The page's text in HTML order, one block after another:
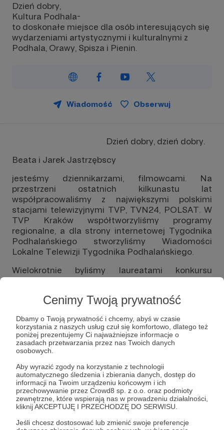
Cenimy Twoją prywatność
Dbamy o Twoją prywatność i chcemy, abyś w czasie
korzystania z naszych usług czuł się komfortowo, dlatego też
poniżej prezentujemy Ci najważniejsze informacje o
zasadach przetwarzania przez nas Twoich danych
osobowych.
Aby wyrazić zgody na korzystanie z technologii
automatycznego śledzenia i zbierania danych, dostęp do
informacji na Twoim urządzeniu końcowym i ich
przechowywanie przez Crowd8 sp. z o.o. oraz podmioty
zewnętrzne, które wspierają nas w prowadzeniu działalności,
kliknij AKCEPTUJĘ I PRZECHODZĘ DO SERWISU.
Jeśli chcesz dostosować lub zmienić swoje preferencje
Dzień dobry,
Kultura Podhala-
to doskonałe miejsce dla osób interesujących się
wydarzeniami artystycznymi i kulturalnymi z
Podhala, Orawy, Spisza i Pienin.
Wiadomość Obserwuj
Dzień dobry, dzień dobry.
Beata i Jarek Jastrzębscy
jesteśmy dziennikarzami, filmowcami. Na
przestrzeni ostatnich kilkunastu lat
współpracowaliśmy z największymi polskimi
stacjami telewizyjnymi TVP, TVN24, POLSAT. W
TVP Kraków współtworzyliśmy programy
regionalne, a dla strony internetowej Tygodnika
Podhalańskiego stworzyliśmy Wiadomości
Lokalne Telewizji Tygodnika Podhalańskiego.
Wielokrotnie byliśmy laureatami konkursu
organizowanego przez stowarzyszenie Gazet
najlepszy materiał wideo.
To w jednym z zimowych wydań naszych
wiadomości TV TP, mieliśmy przyjemność poznać
i nagrać Panią Helenę Stoch z Zębu która
wprowadziła do powszechnego użytku słowo
ŁOPATOWAĆ, takie to mieliśmy szczęście :)
Rozwiń opis